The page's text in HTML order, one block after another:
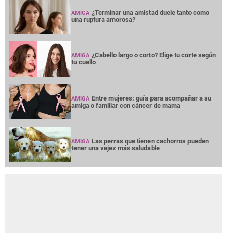
AMIGA ¿Terminar una amistad duele tanto como
una ruptura amorosa?
AMIGA ¿Cabello largo o corto? Elige tu corte según
tu cuello
AMIGA Entre mujeres: guía para acompañar a su
amiga o familiar con cáncer de mama
AMIGA Las perras que tienen cachorros pueden
tener una vejez más saludable